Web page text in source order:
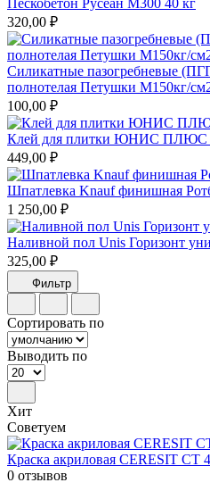
Пескобетон Русеан М300 40 кг
320,00 ₽
Силикатные пазогребневые
полнотелая Петушки М150кг/
100,00 ₽
Клей для плитки ЮНИС ПЛЮС
449,00 ₽
Шпатлевка Knauf финишная
1 250,00 ₽
Наливной пол Unis Горизонт
325,00 ₽
Фильтр
Сортировать по
Выводить по
Хит
Советуем
Краска акриловая CERESIT CT
0 отзывов